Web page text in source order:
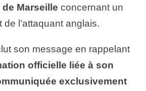
de Marseille concernant un
l’attaquant anglais.
son message en rappelant
officielle liée à son
exclusivement